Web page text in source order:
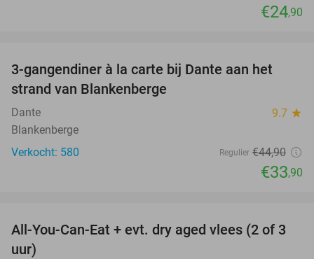
€24,90
24%
3-gangendiner à la carte bij Dante aan het
strand van Blankenberge
Dante 9.7 star
Blankenberge
Verkocht: 580
Regulier €44,90
€33,90
29%
All-You-Can-Eat + evt. dry aged vlees (2 of 3
uur)